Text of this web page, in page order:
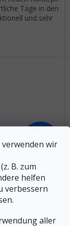
wir
B. zum
helfen
verbessern
aller
Tage in den
und sehr
–30 %